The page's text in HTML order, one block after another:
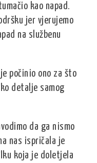
kao napad.
jer vjerujemo
na službenu
počinio ono za što
detalje samog
da ga nismo
nas ispričala je
koja je doletjela